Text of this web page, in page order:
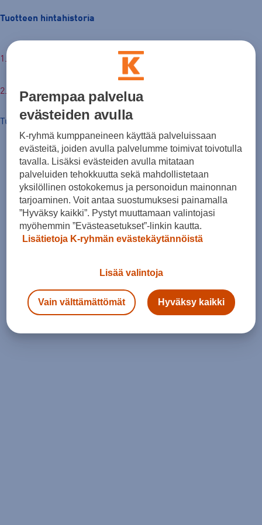
Tuotteen hintahistoria
Tuotteen hinta nyt
Parempaa palvelua
evästeiden avulla
K-ryhmä kumppaneineen käyttää palveluissaan
evästeitä, joiden avulla palvelumme toimivat toivotulla
tavalla. Lisäksi evästeiden avulla mitataan
palveluiden tehokkuutta sekä mahdollistetaan
yksilöllinen ostokokemus ja personoidun mainonnan
tarjoaminen. Voit antaa suostumuksesi painamalla
”Hyväksy kaikki”. Pystyt muuttamaan valintojasi
myöhemmin ”Evästeasetukset”-linkin kautta.
Lisätietoja K-ryhmän evästekäytännöistä
Lisää valintoja
Vain välttämättömät Hyväksy kaikki